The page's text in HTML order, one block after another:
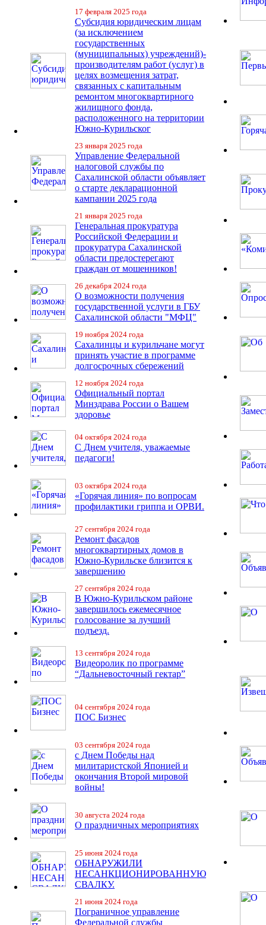
17 февраля 2025 года
Субсидия юридическим лицам
(за исключением
государственных
(муниципальных) учреждений)-
производителям работ (услуг) в
целях возмещения затрат,
связанных с капитальным
ремонтом многоквартирного
жилищного фонда,
расположенного на территории
Южно-Курильског
23 января 2025 года
Управление Федеральной
налоговой службы по
Сахалинской области объявляет
о старте декларационной
кампании 2025 года
21 января 2025 года
Генеральная прокуратура
Российской Федерации и
прокуратура Сахалинской
области предостерегают
граждан от мошенников!
26 декабря 2024 года
О возможности получения
государственной услуги в ГБУ
Сахалинской области "МФЦ"
19 ноября 2024 года
Сахалинцы и курильчане могут
принять участие в программе
долгосрочных сбережений
12 ноября 2024 года
Официальный портал
Минздрава России о Вашем
здоровье
04 октября 2024 года
С Днем учителя, уважаемые
педагоги!
03 октября 2024 года
«Горячая линия» по вопросам
профилактики гриппа и ОРВИ.
27 сентября 2024 года
Ремонт фасадов
многоквартирных домов в
Южно-Курильске близится к
завершению
27 сентября 2024 года
В Южно-Курильском районе
завершилось ежемесячное
голосование за лучший
подъезд.
13 сентября 2024 года
Видеоролик по программе
“Дальневосточный гектар”
04 сентября 2024 года
ПОС Бизнес
03 сентября 2024 года
с Днем Победы над
милитаристской Японией и
окончания Второй мировой
войны!
30 августа 2024 года
О праздничных мероприятиях
25 июня 2024 года
ОБНАРУЖИЛИ
НЕСАНКЦИОНИРОВАННУЮ
СВАЛКУ.
21 июня 2024 года
Пограничное управление
Федеральной службы